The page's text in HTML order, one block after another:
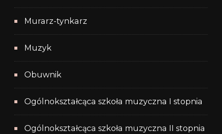
Murarz-tynkarz
Muzyk
Obuwnik
Ogólnokształcąca szkoła muzyczna I stopnia
Ogólnokształcąca szkoła muzyczna II stopnia